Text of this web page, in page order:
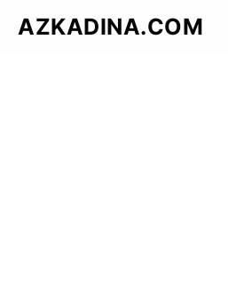
AZKADINA.COM